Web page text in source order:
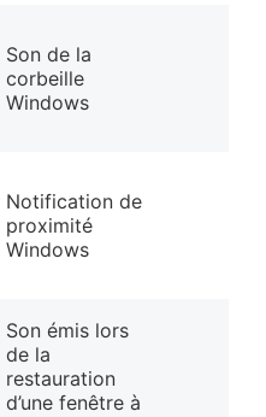
Son de la
corbeille
Windows
Notification de
proximité
Windows
Son émis lors
de la
restauration
d’une fenêtre à